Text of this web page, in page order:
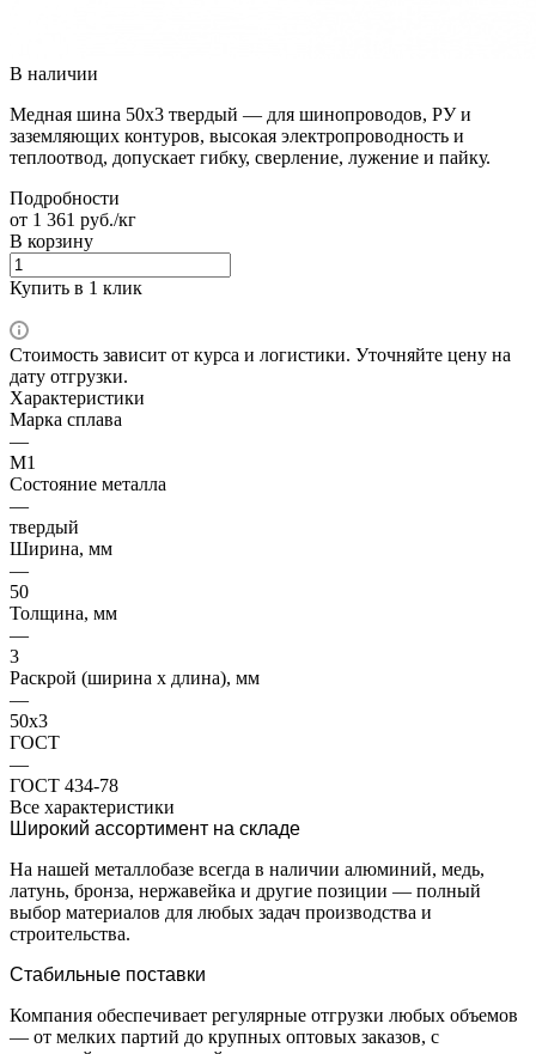
В наличии
Медная шина 50х3 твердый — для шинопроводов, РУ и
заземляющих контуров, высокая электропроводность и
теплоотвод, допускает гибку, сверление, лужение и пайку.
Подробности
от 1 361 руб./кг
В корзину
Купить в 1 клик
Стоимость зависит от курса и логистики. Уточняйте цену на
дату отгрузки.
Характеристики
Марка сплава
—
М1
Состояние металла
—
твердый
Ширина, мм
—
50
Толщина, мм
—
3
Раскрой (ширина х длина), мм
—
50х3
ГОСТ
—
ГОСТ 434-78
Все характеристики
Широкий ассортимент на складе
На нашей металлобазе всегда в наличии алюминий, медь,
латунь, бронза, нержавейка и другие позиции — полный
выбор материалов для любых задач производства и
строительства.
Стабильные поставки
Компания обеспечивает регулярные отгрузки любых объемов
— от мелких партий до крупных оптовых заказов, с